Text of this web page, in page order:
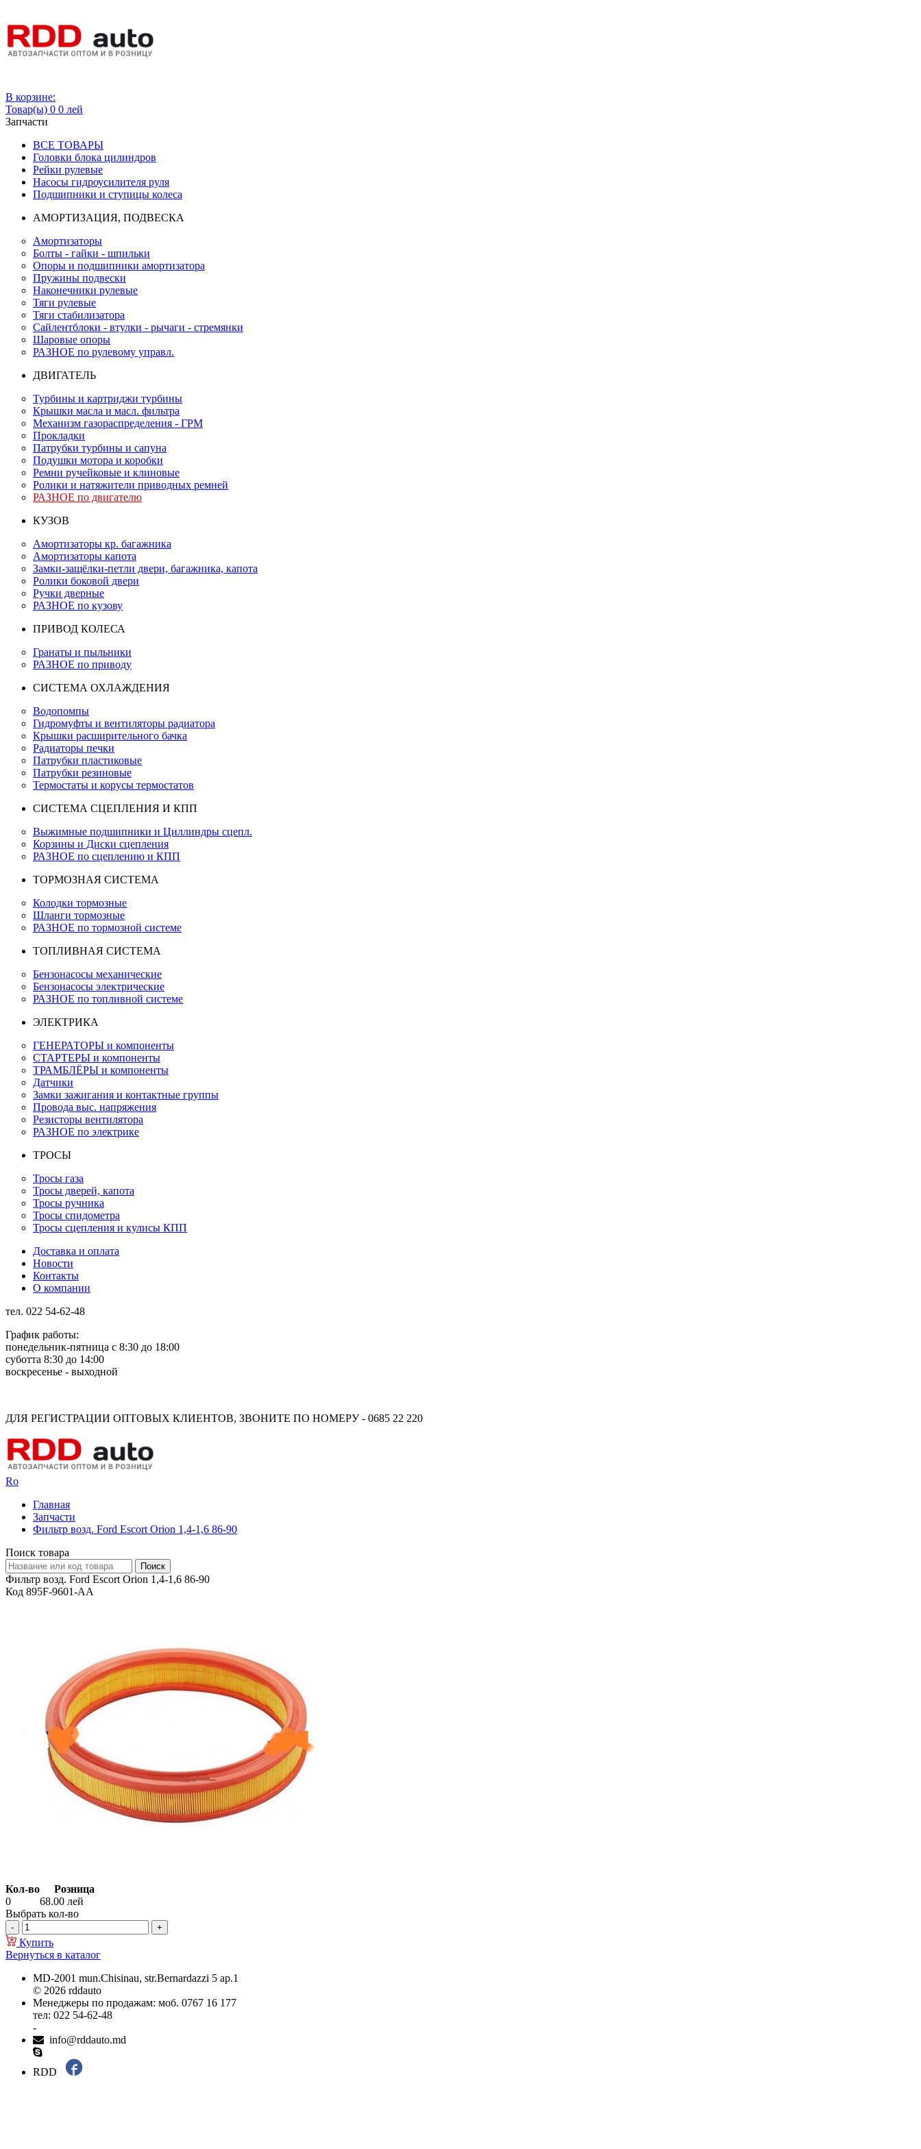
В корзине:
Товар(ы) 0 0 лей
Запчасти
ВСЕ ТОВАРЫ
Головки блока цилиндров
Рейки рулевые
Насосы гидроусилителя руля
Подшипники и ступицы колеса
АМОРТИЗАЦИЯ, ПОДВЕСКА
Амортизаторы
Болты - гайки - шпильки
Опоры и подшипники амортизатора
Пружины подвески
Наконечники рулевые
Тяги рулевые
Тяги стабилизатора
Сайлентблоки - втулки - рычаги - стремянки
Шаровые опоры
РАЗНОЕ по рулевому управл.
ДВИГАТЕЛЬ
Турбины и картриджи турбины
Крышки масла и масл. фильтра
Механизм газораспределения - ГРМ
Прокладки
Патрубки турбины и сапуна
Подушки мотора и коробки
Ремни ручейковые и клиновые
Ролики и натяжители приводных ремней
РАЗНОЕ по двигателю
КУЗОВ
Амортизаторы кр. багажника
Амортизаторы капота
Замки-защёлки-петли двери, багажника, капота
Ролики боковой двери
Ручки дверные
РАЗНОЕ по кузову
ПРИВОД КОЛЕСА
Гранаты и пыльники
РАЗНОЕ по приводу
СИСТЕМА ОХЛАЖДЕНИЯ
Водопомпы
Гидромуфты и вентиляторы радиатора
Крышки расширительного бачка
Радиаторы печки
Патрубки пластиковые
Патрубки резиновые
Термостаты и корусы термостатов
СИСТЕМА СЦЕПЛЕНИЯ И КПП
Выжимные подшипники и Циллиндры сцепл.
Корзины и Диски сцепления
РАЗНОЕ по сцеплению и КПП
ТОРМОЗНАЯ СИСТЕМА
Колодки тормозные
Шланги тормозные
РАЗНОЕ по тормозной системе
ТОПЛИВНАЯ СИСТЕМА
Бензонасосы механические
Бензонасосы электрические
РАЗНОЕ по топливной системе
ЭЛЕКТРИКА
ГЕНЕРАТОРЫ и компоненты
СТАРТЕРЫ и компоненты
ТРАМБЛЁРЫ и компоненты
Датчики
Замки зажигания и контактные группы
Провода выс. напряжения
Резисторы вентилятора
РАЗНОЕ по электрике
ТРОСЫ
Тросы газа
Тросы дверей, капота
Тросы ручника
Тросы спидометра
Тросы сцепления и кулисы КПП
Доставка и оплата
Новости
Контакты
О компании
тел. 022 54-62-48
График работы:
понедельник-пятница с 8:30 до 18:00
суботта 8:30 до 14:00
воскресенье - выходной
ДЛЯ РЕГИСТРАЦИИ ОПТОВЫХ КЛИЕНТОВ, ЗВОНИТЕ ПО НОМЕРУ - 0685 22 220
Ro
Главная
Запчасти
Фильтр возд. Ford Escort Orion 1,4-1,6 86-90
Поиск товара
Фильтр возд. Ford Escort Orion 1,4-1,6 86-90
Код 895F-9601-AA
Кол-во
Розница
0
68.00 лей
Выбрать кол-во
Купить
Вернуться в каталог
MD-2001 mun.Chisinau, str.Bernardazzi 5 ap.1
© 2026 rddauto
Менеджеры по продажам: моб. 0767 16 177
тел: 022 54-62-48
-
info@rddauto.md
RDD